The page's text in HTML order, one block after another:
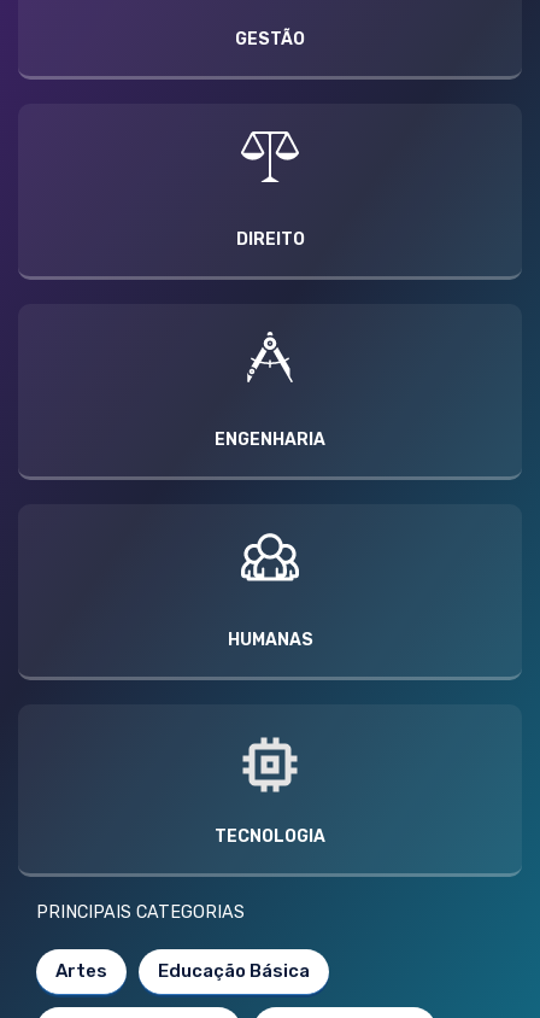
GESTÃO
DIREITO
ENGENHARIA
HUMANAS
TECNOLOGIA
PRINCIPAIS CATEGORIAS
Artes Educação Básica